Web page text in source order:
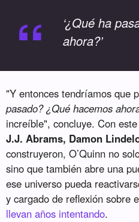
“
‘¿Qué ha
ahora?’
"Y entonces tendríamos que
pasado? ¿Qué hacemos
increíble", concluye. Con
J.J. Abrams, Damon
construyeron, O’Quinn no
sino que también abre una
ese universo pueda
y cargado de reflexión sobre
llevan años intentando.